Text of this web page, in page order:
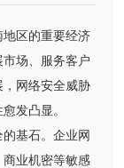
区的重要经济
场、服务客户
网络安全威胁
发凸显。
基石。企业网
业机密等敏感